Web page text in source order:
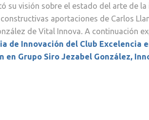
su visión sobre el estado del arte de
aportaciones de Carlos
de Vital Innova. A continuación
de Innovación del Club Excelencia
en Grupo Siro Jezabel González,